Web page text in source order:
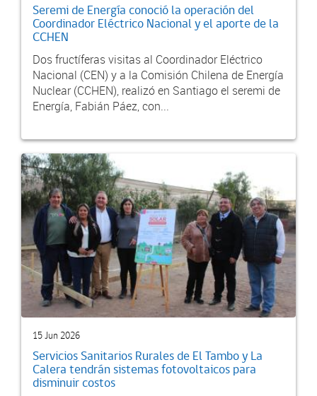
Seremi de Energía conoció la operación del
Coordinador Eléctrico Nacional y el aporte de la
CCHEN
Dos fructíferas visitas al Coordinador Eléctrico
Nacional (CEN) y a la Comisión Chilena de Energía
Nuclear (CCHEN), realizó en Santiago el seremi de
Energía, Fabián Páez, con...
15 Jun 2026
Servicios Sanitarios Rurales de El Tambo y La
Calera tendrán sistemas fotovoltaicos para
disminuir costos